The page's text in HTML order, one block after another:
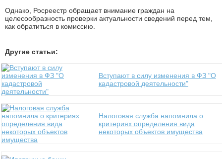
Однако, Росреестр обращает внимание граждан на
целесообразность проверки актуальности сведений перед тем,
как обратиться в комиссию.
Другие статьи:
Вступают в силу изменения в ФЗ "О
кадастровой деятельности"
Налоговая служба напомнила о
критериях определения вида
некоторых объектов имущества